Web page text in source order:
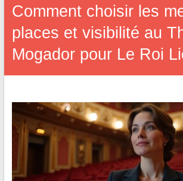
Comment choisir les
places et visibilité au
Mogador pour Le Roi